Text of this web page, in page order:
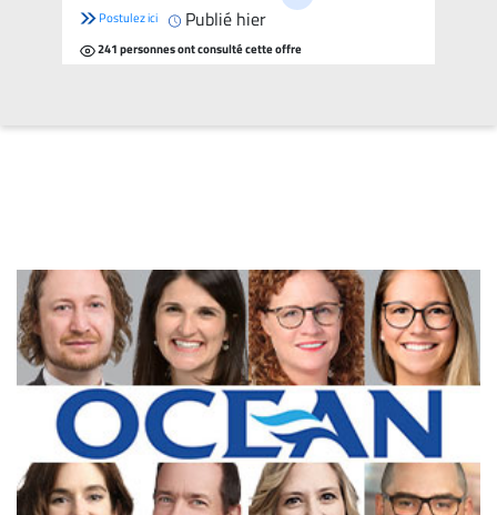
Postulez ici Publié hier
241 personnes ont consulté cette offre